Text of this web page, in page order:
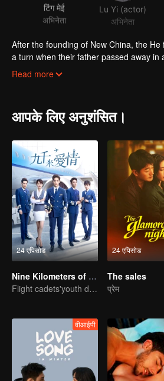
टिंग मेई
अभिनेता
Lu Yi (actor)
अभिनेता
After the founding of New China, the
a turn when their father passed away
amidst life’s storms?
Read more
आपके लिए अनुशंसित।
24 एपिसोड
Nine Kilometers of Love
Flight cadets'youth dream-driven journey
24 एपिसोड
The sales
प्रेम
वीआईपी